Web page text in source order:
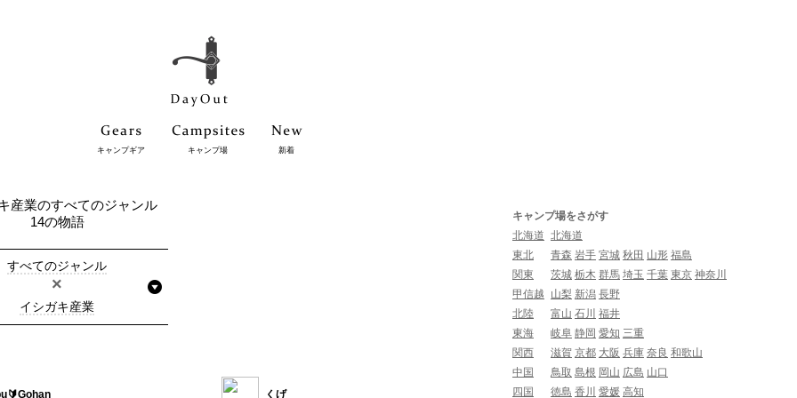
キャンプギア キャンプ場 新着
産業のすべてのジャンル
14の物語
すべてのジャンル
×
イシガキ産業
くげ
キャンプ場をさがす
北海道 北海道
東北
青森 岩手 宮城 秋田 山形 福島
関東
茨城 栃木 群馬 埼玉 千葉 東京 神奈川
甲信越
山梨 新潟 長野
北陸
富山 石川 福井
東海
岐阜 静岡 愛知 三重
関西
滋賀 京都 大阪 兵庫 奈良 和歌山
中国
鳥取 島根 岡山 広島 山口
四国
徳島 香川 愛媛 高知